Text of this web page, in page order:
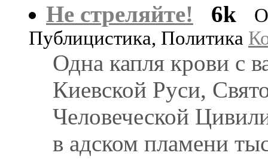
Не стреляйте!
6k
Публицистика, Политика
Одна капля крови с
Киевской Руси,
Человеческой
в адском пламени